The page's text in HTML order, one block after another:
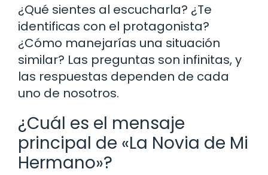
¿Qué sientes al escucharla? ¿Te
identificas con el protagonista?
¿Cómo manejarías una situación
similar? Las preguntas son infinitas, y
las respuestas dependen de cada
uno de nosotros.
¿Cuál es el mensaje
principal de «La Novia de Mi
Hermano»?